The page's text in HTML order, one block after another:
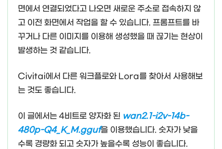
면에서 연결되었다고 나오면 새로운 주소로 접속하지 않
고 이전 화면에서 작업을 할 수 있습니다. 프롬프트를 바
꾸거나 다른 이미지를 이용해 생성했을 때 끊기는 현상이
발생하는 것 같습니다.
Civitai에서 다른 워크플로와 Lora를 찾아서 사용해보
는 것도 좋습니다.
이 글에서는 4비트로 양자화 된 wan2.1-i2v-14b-
480p-Q4_K_M.gguf을 이용했습니다. 숫자가 낮을
수록 경량화 되고 숫자가 높을수록 성능이 좋습니다.